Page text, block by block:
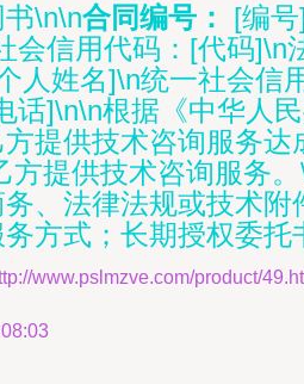
\n\n合同编号： [编
会信用代码：[代码
人姓名]\n统一社会
话]\n\n根据《中华人
提供技术咨询服务达
方提供技术咨询服务
、法律法规或技术
方式；长期授权委
www.pslmzve.com/product/